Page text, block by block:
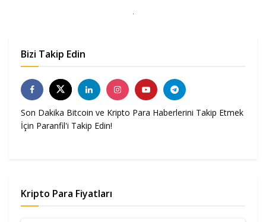
Bizi Takip Edin
Son Dakika Bitcoin ve Kripto Para Haberlerini Takip Etmek
İçin Paranfil'i Takip Edin!
Kripto Para Fiyatları